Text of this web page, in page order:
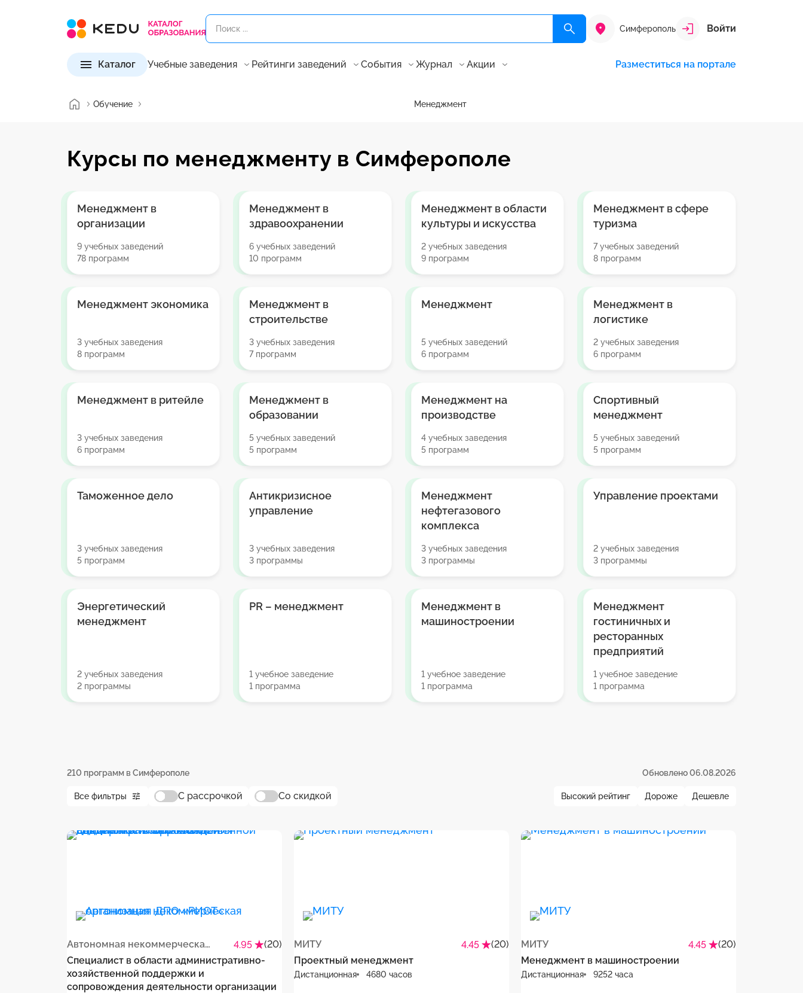
Симферополь Войти
Каталог Учебные заведения Рейтинги заведений События Журнал Акции Разместиться на портале
Обучение Менеджмент
Курсы по менеджменту в Симферополе
Менеджмент в
организации
9 учебных заведений
78 программ
Менеджмент в
здравоохранении
6 учебных заведений
10 программ
Менеджмент в области
культуры и искусства
2 учебных заведения
9 программ
Менеджмент в сфере
туризма
7 учебных заведений
8 программ
Менеджмент экономика
3 учебных заведения
8 программ
Менеджмент в
строительстве
3 учебных заведения
7 программ
Менеджмент
5 учебных заведений
6 программ
Менеджмент в
логистике
2 учебных заведения
6 программ
Менеджмент в ритейле
3 учебных заведения
6 программ
Менеджмент в
образовании
5 учебных заведений
5 программ
Менеджмент на
производстве
4 учебных заведения
5 программ
Спортивный
менеджмент
5 учебных заведений
5 программ
Таможенное дело
3 учебных заведения
5 программ
Антикризисное
управление
3 учебных заведения
3 программы
Менеджмент
нефтегазового
комплекса
3 учебных заведения
3 программы
Управление проектами
2 учебных заведения
3 программы
Энергетический
менеджмент
2 учебных заведения
2 программы
PR – менеджмент
1 учебное заведение
1 программа
Менеджмент в
машиностроении
1 учебное заведение
1 программа
Менеджмент
гостиничных и
ресторанных
предприятий
1 учебное заведение
1 программа
210 программ в Симферополе Обновлено 06.08.2026
Все фильтры С рассрочкой Со скидкой Высокий рейтинг Дороже Дешевле
Автономная некоммерческая организация ДПО «РИОТ» 4.95
(20)
Специалист в области административно-
хозяйственной поддержки и
сопровождения деятельности организации
МИТУ 4.45
(20)
Проектный менеджмент
Дистанционная 4680 часов
МИТУ 4.45
(20)
Менеджмент в машиностроении
Дистанционная 9252 часа